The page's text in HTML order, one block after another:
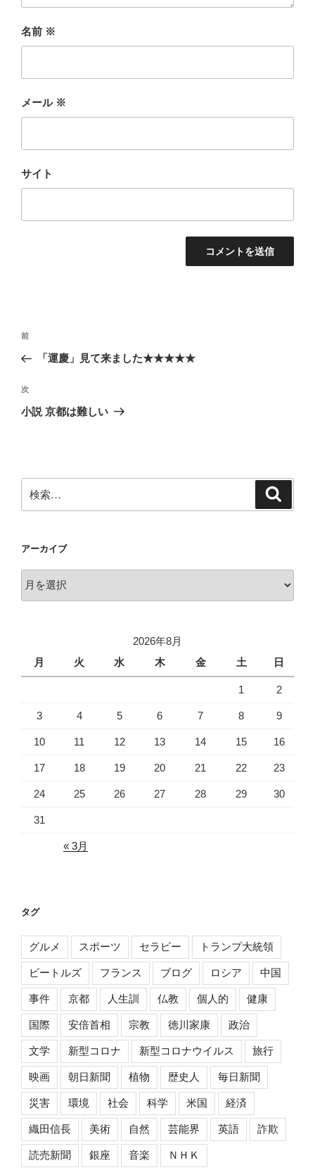
名前 ※
メール ※
サイト
投
ナ
ビ
ゲ
ン
前
の
稿
前
「運慶」見て来ました★★★★★
次
の
次
小説 京都は難しい
索:
アーカイブ
ー
2026年8月
月
火 水 木 金 土 日
1 2
3 4 5 6 7 8 9
10 11 12 13 14 15 16
17 18 19 20 21 22 23
24 25 26 27 28 29 30
31
« 3月
タグ
グルメ スポーツ セラピー トランプ大統領
ビートルズ フランス ブログ ロシア 中国
事件 京都 人生訓 仏教 個人的 健康
国際 安倍首相 宗教 徳川家康 政治
文学 新型コロナ 新型コロナウイルス 旅行
映画 朝日新聞 植物 歴史人 毎日新聞
災害 環境 社会 科学 米国 経済
織田信長 美術 自然 芸能界 英語 詐欺
読売新聞 銀座 音楽 ＮＨＫ